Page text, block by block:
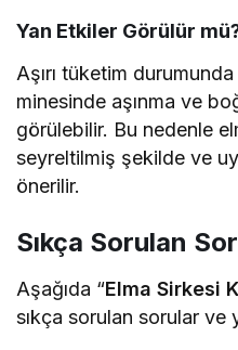
Yan Etkiler Görülür
Aşırı tüketim
minesinde aşınma ve
görülebilir. Bu nedenle
seyreltilmiş şekilde ve
önerilir.
Sıkça Sorulan
Aşağıda “Elma Sirkesi
sıkça sorulan sorular ve